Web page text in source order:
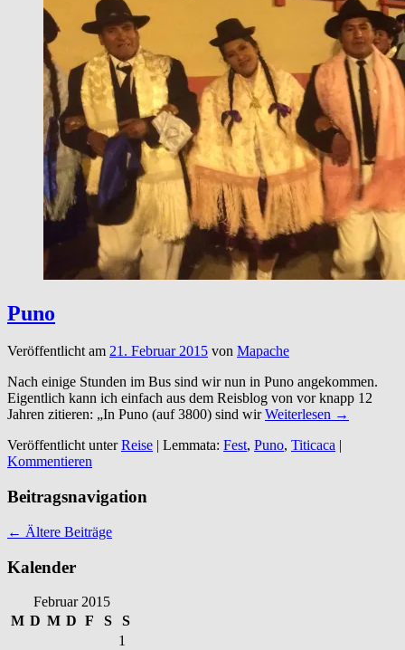
Puno
Veröffentlicht am 21. Februar 2015 von Mapache
Nach einige Stunden im Bus sind wir nun in Puno angekommen.
Eigentlich kann ich einfach aus dem Reisblog von vor knapp 12
Jahren zitieren: „In Puno (auf 3800) sind wirWeiterlesen →
Veröffentlicht unterReise Lemmata: Fest, Puno, Titicaca
Kommentieren
Beitragsnavigation
← Ältere Beiträge
Kalender
Februar 2015
M D M D F S
S
1